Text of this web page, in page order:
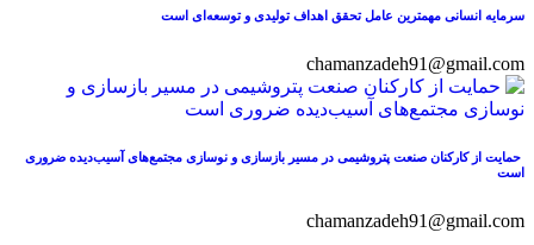
سرمایه انسانی مهمترین عامل تحقق اهداف تولیدی و توسعه‌ای است
chamanzadeh91@gmail.com
حمایت از کارکنان صنعت پتروشیمی در مسیر بازسازی و نوسازی مجتمع‌های آسیب‌دیده ضروری
است
chamanzadeh91@gmail.com